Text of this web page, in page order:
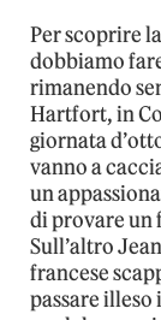
Per scoprire
dobbiamo
rimanendo
Hartfort, in
giornata
vanno a
un
di provare un
Sull’altro
francese
passare